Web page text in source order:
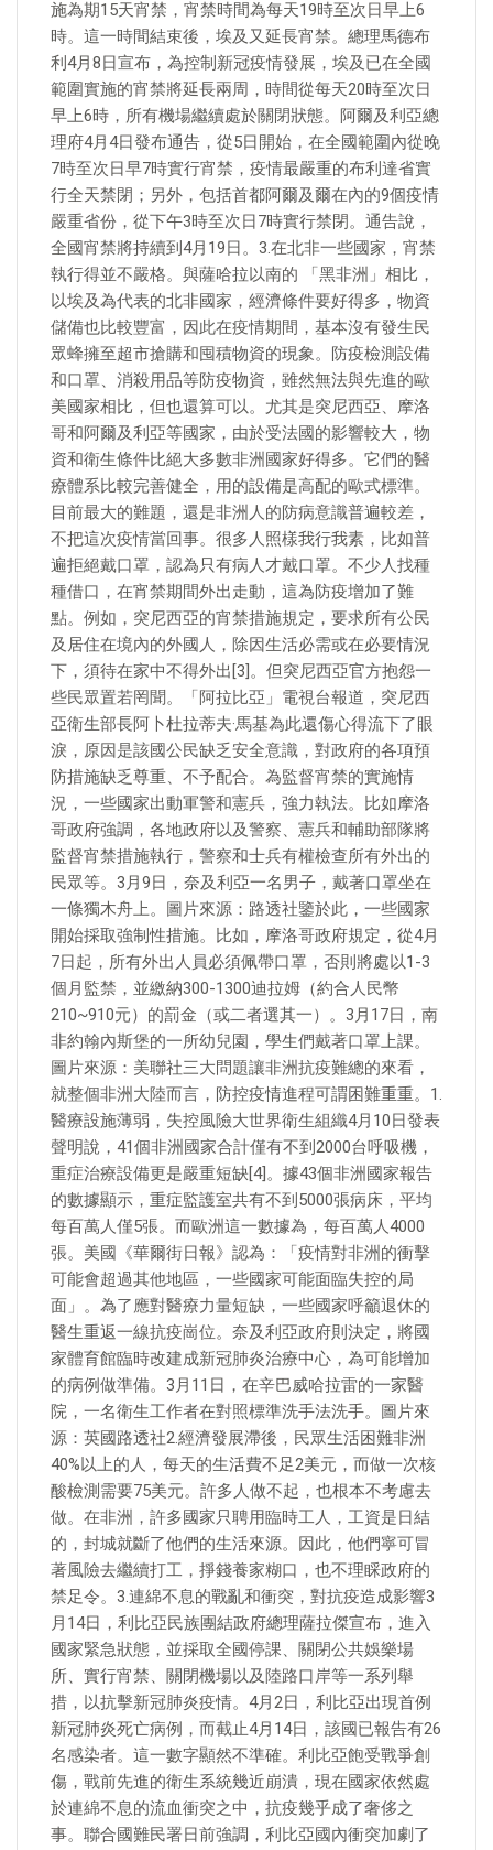
施為期15天宵禁，宵禁時間為每天19時至次日早上6
時。這一時間結束後，埃及又延長宵禁。總理馬德布
利4月8日宣布，為控制新冠疫情發展，埃及已在全國
範圍實施的宵禁將延長兩周，時間從每天20時至次日
早上6時，所有機場繼續處於關閉狀態。阿爾及利亞總
理府4月4日發布通告，從5日開始，在全國範圍內從晚
7時至次日早7時實行宵禁，疫情最嚴重的布利達省實
行全天禁閉；另外，包括首都阿爾及爾在內的9個疫情
嚴重省份，從下午3時至次日7時實行禁閉。通告說，
全國宵禁將持續到4月19日。3.在北非一些國家，宵禁
執行得並不嚴格。與薩哈拉以南的 「黑非洲」相比，
以埃及為代表的北非國家，經濟條件要好得多，物資
儲備也比較豐富，因此在疫情期間，基本沒有發生民
眾蜂擁至超市搶購和囤積物資的現象。防疫檢測設備
和口罩、消殺用品等防疫物資，雖然無法與先進的歐
美國家相比，但也還算可以。尤其是突尼西亞、摩洛
哥和阿爾及利亞等國家，由於受法國的影響較大，物
資和衛生條件比絕大多數非洲國家好得多。它們的醫
療體系比較完善健全，用的設備是高配的歐式標準。
目前最大的難題，還是非洲人的防病意識普遍較差，
不把這次疫情當回事。很多人照樣我行我素，比如普
遍拒絕戴口罩，認為只有病人才戴口罩。不少人找種
種借口，在宵禁期間外出走動，這為防疫增加了難
點。例如，突尼西亞的宵禁措施規定，要求所有公民
及居住在境內的外國人，除因生活必需或在必要情況
下，須待在家中不得外出[3]。但突尼西亞官方抱怨一
些民眾置若罔聞。「阿拉比亞」電視台報道，突尼西
亞衛生部長阿卜杜拉蒂夫·馬基為此還傷心得流下了眼
淚，原因是該國公民缺乏安全意識，對政府的各項預
防措施缺乏尊重、不予配合。為監督宵禁的實施情
況，一些國家出動軍警和憲兵，強力執法。比如摩洛
哥政府強調，各地政府以及警察、憲兵和輔助部隊將
監督宵禁措施執行，警察和士兵有權檢查所有外出的
民眾等。3月9日，奈及利亞一名男子，戴著口罩坐在
一條獨木舟上。圖片來源：路透社鑒於此，一些國家
開始採取強制性措施。比如，摩洛哥政府規定，從4月
7日起，所有外出人員必須佩帶口罩，否則將處以1-3
個月監禁，並繳納300-1300迪拉姆（約合人民幣
210~910元）的罰金（或二者選其一）。3月17日，南
非約翰內斯堡的一所幼兒園，學生們戴著口罩上課。
圖片來源：美聯社三大問題讓非洲抗疫難總的來看，
就整個非洲大陸而言，防控疫情進程可謂困難重重。1.
醫療設施薄弱，失控風險大世界衛生組織4月10日發表
聲明說，41個非洲國家合計僅有不到2000台呼吸機，
重症治療設備更是嚴重短缺[4]。據43個非洲國家報告
的數據顯示，重症監護室共有不到5000張病床，平均
每百萬人僅5張。而歐洲這一數據為，每百萬人4000
張。美國《華爾街日報》認為：「疫情對非洲的衝擊
可能會超過其他地區，一些國家可能面臨失控的局
面」。為了應對醫療力量短缺，一些國家呼籲退休的
醫生重返一線抗疫崗位。奈及利亞政府則決定，將國
家體育館臨時改建成新冠肺炎治療中心，為可能增加
的病例做準備。3月11日，在辛巴威哈拉雷的一家醫
院，一名衛生工作者在對照標準洗手法洗手。圖片來
源：英國路透社2.經濟發展滯後，民眾生活困難非洲
40%以上的人，每天的生活費不足2美元，而做一次核
酸檢測需要75美元。許多人做不起，也根本不考慮去
做。在非洲，許多國家只聘用臨時工人，工資是日結
的，封城就斷了他們的生活來源。因此，他們寧可冒
著風險去繼續打工，掙錢養家糊口，也不理睬政府的
禁足令。3.連綿不息的戰亂和衝突，對抗疫造成影響3
月14日，利比亞民族團結政府總理薩拉傑宣布，進入
國家緊急狀態，並採取全國停課、關閉公共娛樂場
所、實行宵禁、關閉機場以及陸路口岸等一系列舉
措，以抗擊新冠肺炎疫情。4月2日，利比亞出現首例
新冠肺炎死亡病例，而截止4月14日，該國已報告有26
名感染者。這一數字顯然不準確。利比亞飽受戰爭創
傷，戰前先進的衛生系統幾近崩潰，現在國家依然處
於連綿不息的流血衝突之中，抗疫幾乎成了奢侈之
事。聯合國難民署日前強調，利比亞國內衝突加劇了